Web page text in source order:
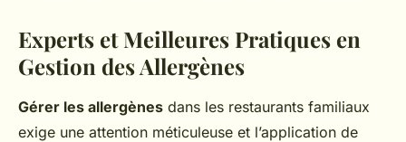
Experts et Meilleures Pratiques en
Gestion des Allergènes
Gérer les allergènes dans les restaurants familiaux
exige une attention méticuleuse et l’application de